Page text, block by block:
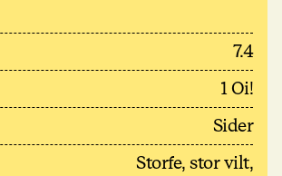
7.4
1 Oi!
Sider
Storfe, stor vilt,